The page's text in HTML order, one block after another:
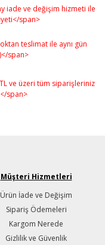
Müşteri Hizmetleri
Ürün İade ve Değişim
Sipariş Ödemeleri
Kargom Nerede
Gizlilik ve Güvenlik